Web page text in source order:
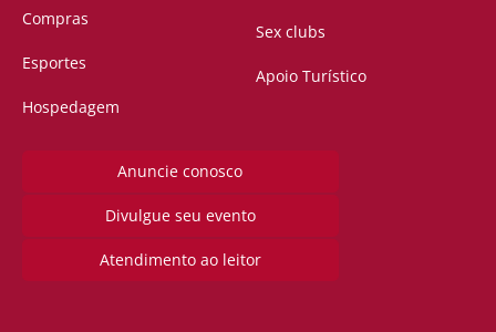
Compras
Esportes
Hospedagem
Sex clubs
Apoio Turístico
Anuncie conosco
Divulgue seu evento
Atendimento ao leitor